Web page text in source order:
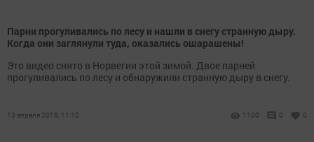
Парни прогуливались по лесу и нашли в снегу странную дыру.
Когда они заглянули туда, оказались ошарашены!
Это видео снято в Норвегии этой зимой. Двое парней
прогуливались по лесу и обнаружили странную дыру в снегу.
13 апреля 2018, 11:10 1100 0 0